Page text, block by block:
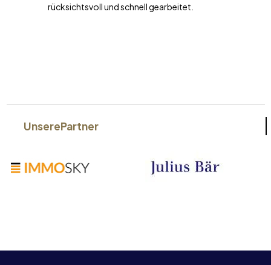
rücksichtsvoll und schnell gearbeitet.
UnserePartner